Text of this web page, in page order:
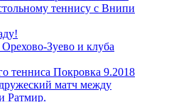
теннису с Внипи
Зуево и клуба
тенниса Покровка 9.2018
матч между
Ратмир.